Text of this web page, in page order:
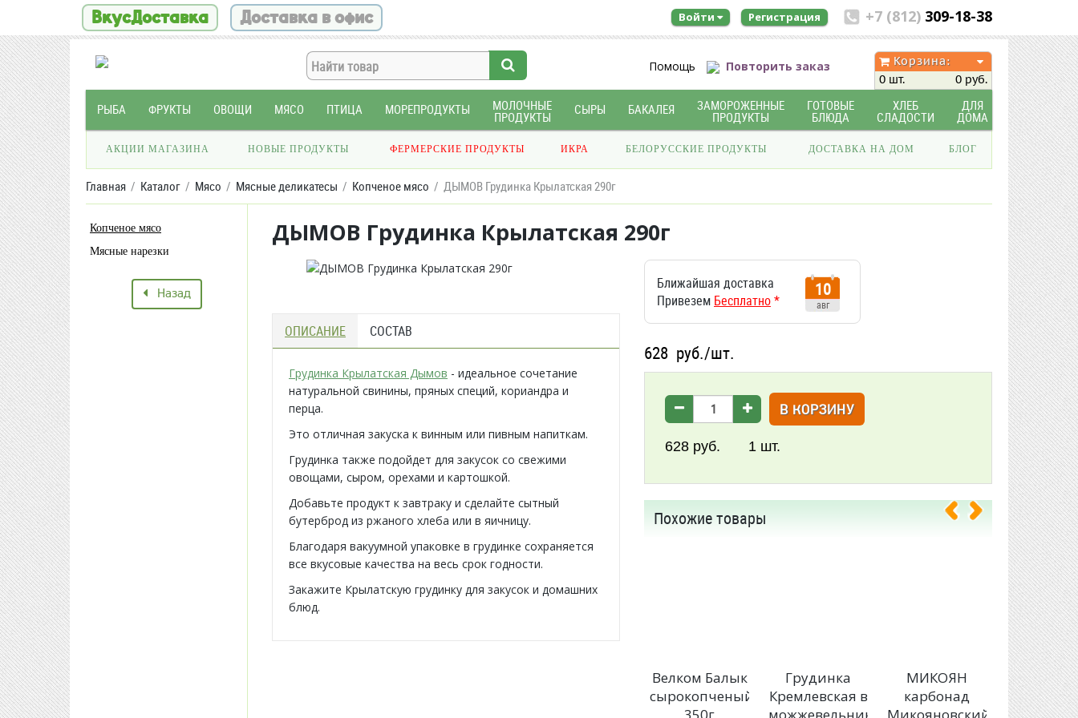
ВкусДоставка Доставка в офис +7 (812) 309-18-38
Войти Регистрация
Помощь Повторить заказ
Корзина:
0 шт.
0 руб.
РЫБА ФРУКТЫ ОВОЩИ МЯСО ПТИЦА МОРЕПРОДУКТЫ МОЛОЧНЫЕ
ПРОДУКТЫ
СЫРЫ БАКАЛЕЯ ЗАМОРОЖЕННЫЕ
ПРОДУКТЫ
ГОТОВЫЕ
БЛЮДА
ХЛЕБ
СЛАДОСТИ
ДЛЯ
ДОМА
АКЦИИ МАГАЗИНА НОВЫЕ ПРОДУКТЫ ФЕРМЕРСКИЕ ПРОДУКТЫ ИКРА БЕЛОРУССКИЕ ПРОДУКТЫ ДОСТАВКА НА ДОМ БЛОГ
Главная Каталог Мясо Мясные деликатесы Копченое мясо ДЫМОВ Грудинка Крылатская 290г
Копченое мясо
Мясные нарезки
Назад
ДЫМОВ Грудинка Крылатская 290г
ОПИСАНИЕ СОСТАВ
Грудинка Крылатская Дымов - идеальное сочетание
натуральной свинины, пряных специй, кориандра и
перца.
Это отличная закуска к винным или пивным напиткам.
Грудинка также подойдет для закусок со свежими
овощами, сыром, орехами и картошкой.
Добавьте продукт к завтраку и сделайте сытный
бутерброд из ржаного хлеба или в яичницу.
Благодаря вакуумной упаковке в грудинке сохраняется
все вкусовые качества на весь срок годности.
Закажите Крылатскую грудинку для закусок и домашних
блюд.
Ближайшая доставка
Привезем Бесплатно*
10
авг
628 руб./шт.
В КОРЗИНУ
628 руб. 1 шт.
Похожие товары
Велком Балык
сырокопченый
Грудинка
Кремлевская в
МИКОЯН
карбонад